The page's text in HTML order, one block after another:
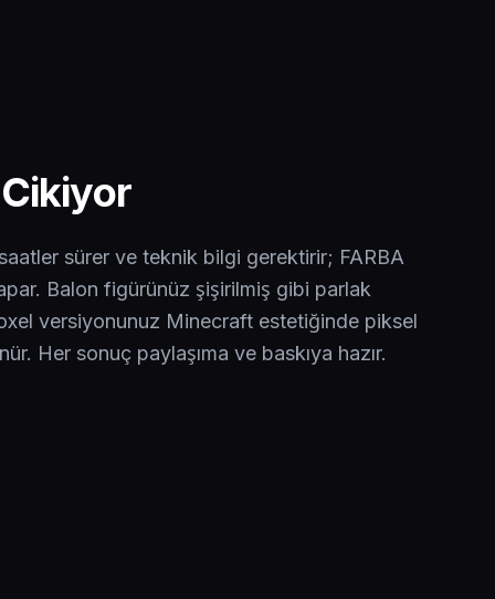
sürer ve teknik bilgi gerektirir; FARBA
Balon figürünüz şişirilmiş gibi parlak
versiyonunuz Minecraft estetiğinde piksel
Her sonuç paylaşıma ve baskıya hazır.